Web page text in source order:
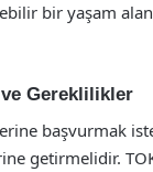
bir yaşam
Gereklilikler
başvurmak
getirmelidir.